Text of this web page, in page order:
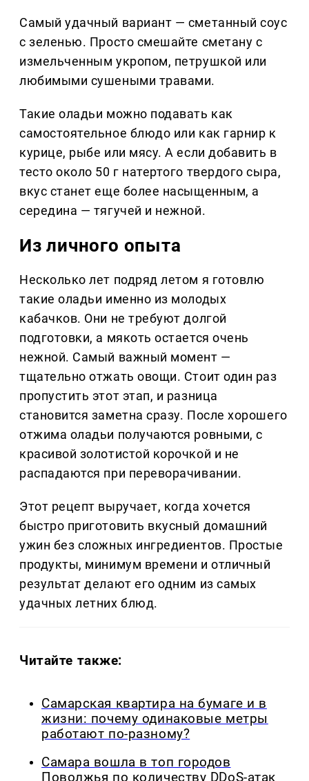
Самый удачный вариант — сметанный соус
с зеленью. Просто смешайте сметану с
измельченным укропом, петрушкой или
любимыми сушеными травами.
Такие оладьи можно подавать как
самостоятельное блюдо или как гарнир к
курице, рыбе или мясу. А если добавить в
тесто около 50 г натертого твердого сыра,
вкус станет еще более насыщенным, а
середина — тягучей и нежной.
Из личного опыта
Несколько лет подряд летом я готовлю
такие оладьи именно из молодых
кабачков. Они не требуют долгой
подготовки, а мякоть остается очень
нежной. Самый важный момент —
тщательно отжать овощи. Стоит один раз
пропустить этот этап, и разница
становится заметна сразу. После хорошего
отжима оладьи получаются ровными, с
красивой золотистой корочкой и не
распадаются при переворачивании.
Этот рецепт выручает, когда хочется
быстро приготовить вкусный домашний
ужин без сложных ингредиентов. Простые
продукты, минимум времени и отличный
результат делают его одним из самых
удачных летних блюд.
Читайте также:
Самарская квартира на бумаге и в
жизни: почему одинаковые метры
работают по-разному?
Самара вошла в топ городов
Поволжья по количеству DDoS-атак